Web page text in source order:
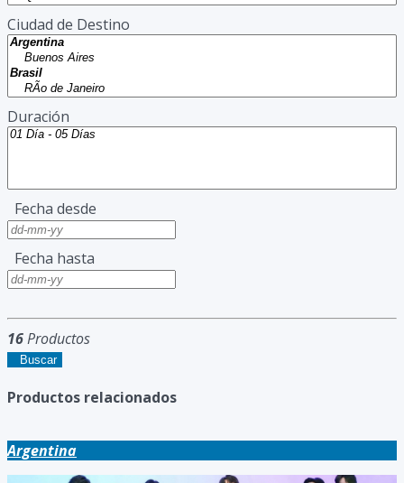
Ciudad de Destino
Duración
Fecha desde
Fecha hasta
16Productos
Buscar
Productos relacionados
Argentina